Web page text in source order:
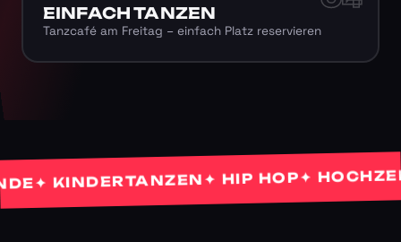
EINFACH TANZEN
Tanzcafé am Freitag – einfach Platz reservieren
KINDERTANZEN✦ HIP HOP ✦